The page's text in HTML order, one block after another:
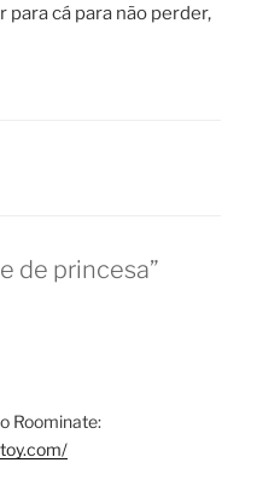
cá para não perder,
de princesa”
Roominate: